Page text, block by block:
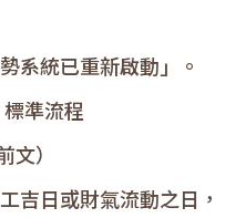
系統已重新啟動」。
準流程
）
吉日或財氣流動之日，